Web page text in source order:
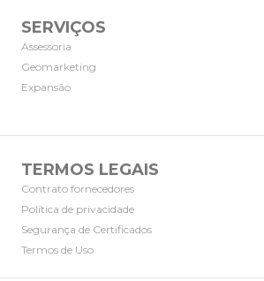
SERVIÇOS
Assessoria
Geomarketing
Expansão
TERMOS LEGAIS
Contrato fornecedores
Política de privacidade
Segurança de Certificados
Termos de Uso